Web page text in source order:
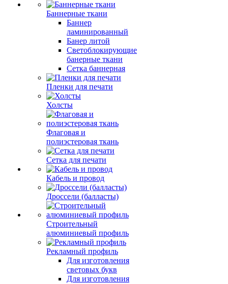
Баннерные ткани
Баннер
ламинированный
Банер литой
Светоблокирующие
банерные ткани
Сетка баннерная
Пленки для печати
Холсты
Флаговая и
полиэстеровая ткань
Сетка для печати
Кабель и провод
Дроссели (балласты)
Строительный
алюминиевый профиль
Рекламный профиль
Для изготовления
световых букв
Для изготовления